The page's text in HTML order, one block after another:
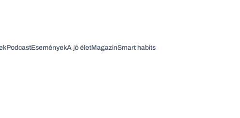
PodcastEseményekA jó életMagazinSmart habits